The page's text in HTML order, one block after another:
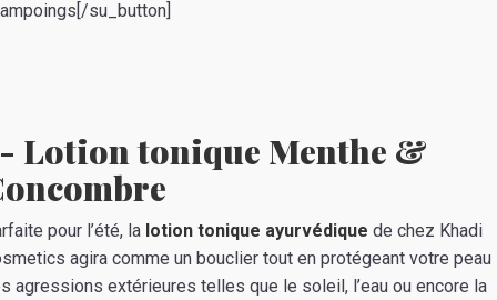
su_button]
Lotion tonique Menthe &
pour l’été, la lotion tonique ayurvédique de chez Khadi
agira comme un bouclier tout en protégeant votre peau
agressions extérieures telles que le soleil, l’eau ou encore la